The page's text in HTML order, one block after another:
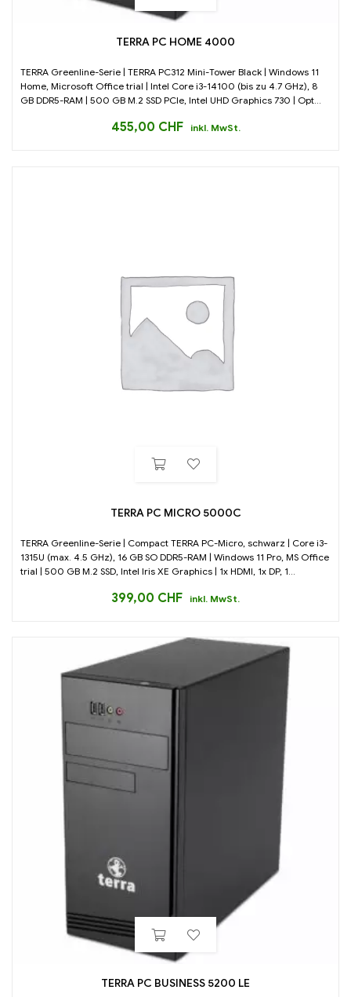
TERRA PC HOME 4000
TERRA Greenline-Serie | TERRA PC312 Mini-Tower Black | Windows 11
Home, Microsoft Office trial | Intel Core i3-14100 (bis zu 4.7 GHz), 8
GB DDR5-RAM | 500 GB M.2 SSD PCIe, Intel UHD Graphics 730 | Opt...
455,00 CHF inkl. MwSt.
TERRA PC MICRO 5000C
TERRA Greenline-Serie | Compact TERRA PC-Micro, schwarz | Core i3-
1315U (max. 4.5 GHz), 16 GB SO DDR5-RAM | Windows 11 Pro, MS Office
trial | 500 GB M.2 SSD, Intel Iris XE Graphics | 1x HDMI, 1x DP, 1...
399,00 CHF inkl. MwSt.
TERRA PC BUSINESS 5200 LE